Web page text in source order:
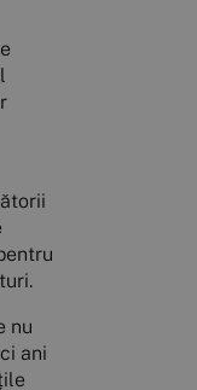
nu
ani